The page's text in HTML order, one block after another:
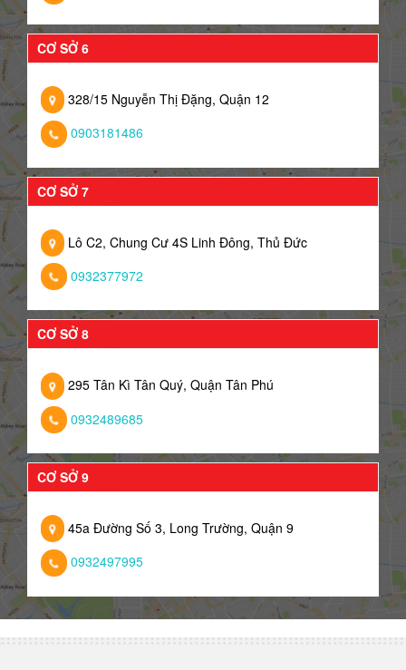
CƠ SỞ 6
328/15 Nguyễn Thị Đặng, Quận 12
0903181486
CƠ SỞ 7
Lô C2, Chung Cư 4S Linh Đông, Thủ Đức
0932377972
CƠ SỞ 8
295 Tân Kì Tân Quý, Quận Tân Phú
0932489685
CƠ SỞ 9
45a Đường Số 3, Long Trường, Quận 9
0932497995